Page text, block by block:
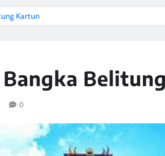
Kartun
0